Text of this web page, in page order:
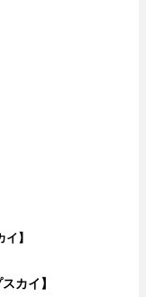
】
カイ】